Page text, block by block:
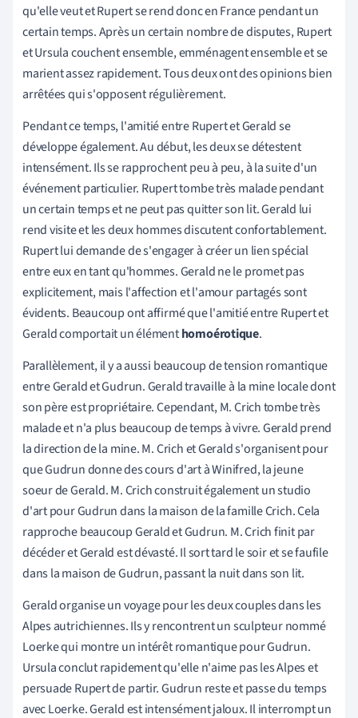
qu'elle veut et Rupert se rend donc en France pendant un
certain temps. Après un certain nombre de disputes, Rupert
et Ursula couchent ensemble, emménagent ensemble et se
marient assez rapidement. Tous deux ont des opinions bien
arrêtées qui s'opposent régulièrement.
Pendant ce temps, l'amitié entre Rupert et Gerald se
développe également. Au début, les deux se détestent
intensément. Ils se rapprochent peu à peu, à la suite d'un
événement particulier. Rupert tombe très malade pendant
un certain temps et ne peut pas quitter son lit. Gerald lui
rend visite et les deux hommes discutent confortablement.
Rupert lui demande de s'engager à créer un lien spécial
entre eux en tant qu'hommes. Gerald ne le promet pas
explicitement, mais l'affection et l'amour partagés sont
évidents. Beaucoup ont affirmé que l'amitié entre Rupert et
Gerald comportait un élémenthomoérotique.
Parallèlement, il y a aussi beaucoup de tension romantique
entre Gerald et Gudrun. Gerald travaille à la mine locale dont
son père est propriétaire. Cependant, M. Crich tombe très
malade et n'a plus beaucoup de temps à vivre. Gerald prend
la direction de la mine. M. Crich et Gerald s'organisent pour
que Gudrun donne des cours d'art à Winifred, la jeune
soeur de Gerald. M. Crich construit également un studio
d'art pour Gudrun dans la maison de la famille Crich. Cela
rapproche beaucoup Gerald et Gudrun. M. Crich finit par
décéder et Gerald est dévasté. Il sort tard le soir et se faufile
dans la maison de Gudrun, passant la nuit dans son lit.
Gerald organise un voyage pour les deux couples dans les
Alpes autrichiennes. Ils y rencontrent un sculpteur nommé
Loerke qui montre un intérêt romantique pour Gudrun.
Ursula conclut rapidement qu'elle n'aime pas les Alpes et
persuade Rupert de partir. Gudrun reste et passe du temps
avec Loerke. Gerald est intensément jaloux. Il interrompt un